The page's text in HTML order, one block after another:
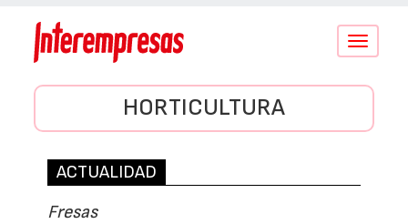
Conmutar
HORTICULTURA
ACTUALIDAD
Fresas